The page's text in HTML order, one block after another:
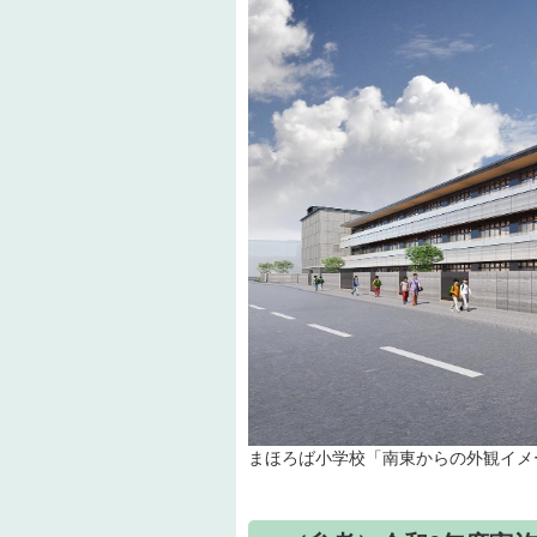
まほろば小学校「南東からの外観イ